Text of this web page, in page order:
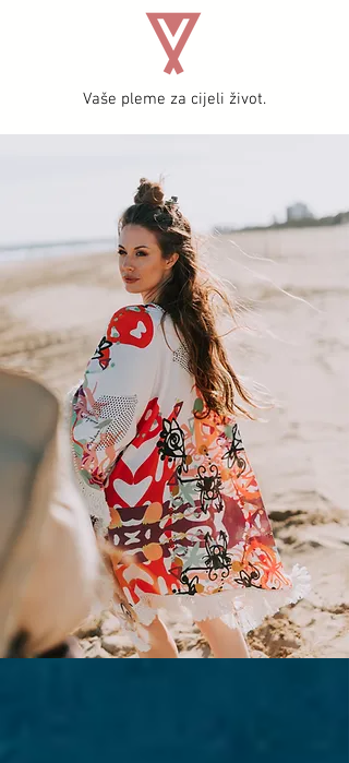
Vaše pleme za cijeli život.